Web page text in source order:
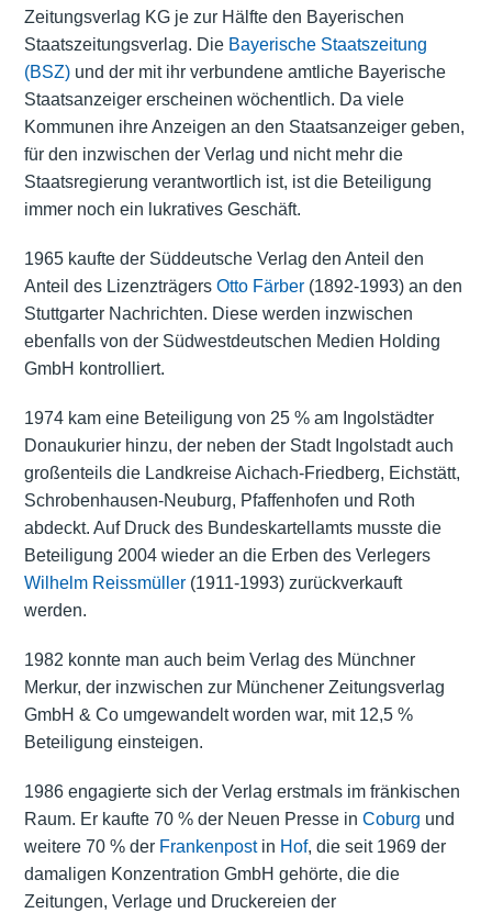
Zeitungsverlag KG je zur Hälfte den Bayerischen
Staatszeitungsverlag. Die Bayerische Staatszeitung
(BSZ)und der mit ihr verbundene amtliche Bayerische
Staatsanzeiger erscheinen wöchentlich. Da viele
Kommunen ihre Anzeigen an den Staatsanzeiger geben,
für den inzwischen der Verlag und nicht mehr die
Staatsregierung verantwortlich ist, ist die Beteiligung
immer noch ein lukratives Geschäft.
1965 kaufte der Süddeutsche Verlag den Anteil den
Anteil des Lizenzträgers Otto Färber(1892-1993) an den
Stuttgarter Nachrichten. Diese werden inzwischen
ebenfalls von der Südwestdeutschen Medien Holding
GmbH kontrolliert.
1974 kam eine Beteiligung von 25 % am Ingolstädter
Donaukurier hinzu, der neben der Stadt Ingolstadt auch
großenteils die Landkreise Aichach-Friedberg, Eichstätt,
Schrobenhausen-Neuburg, Pfaffenhofen und Roth
abdeckt. Auf Druck des Bundeskartellamts musste die
Beteiligung 2004 wieder an die Erben des Verlegers
Wilhelm Reissmüller(1911-1993) zurückverkauft
werden.
1982 konnte man auch beim Verlag des Münchner
Merkur, der inzwischen zur Münchener Zeitungsverlag
GmbH & Co umgewandelt worden war, mit 12,5 %
Beteiligung einsteigen.
1986 engagierte sich der Verlag erstmals im fränkischen
Raum. Er kaufte 70 % der Neuen Presse in Coburg und
weitere 70 % der Frankenpostin Hof, die seit 1969 der
damaligen Konzentration GmbH gehörte, die die
Zeitungen, Verlage und Druckereien der